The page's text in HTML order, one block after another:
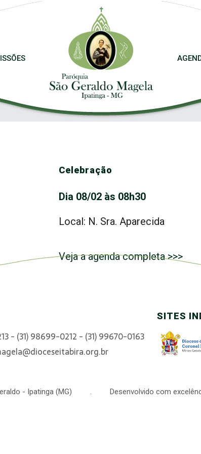
Celebração
Dia 08/02 às 08h30
Local: N. Sra. Aparecida
Veja a agenda completa >>>
- (31) 98699-0212 - (31) 99670-0163
SITES
Geraldo - Ipatinga (MG) . Desenvolvido com